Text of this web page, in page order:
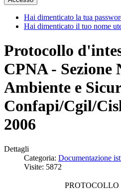
Hai dimenticato la tua
Hai dimenticato il tuo nome
Protocollo
CPNA - Sezione
Ambiente e
Confapi/Cgil/
2006
Dettagli
Categoria: Documentazione
Visite: 5872
PROTOCOLLO